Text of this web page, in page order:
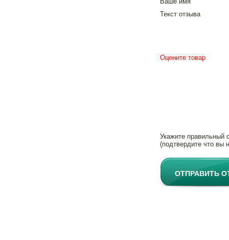
Текст отзыва
Оцените товар
Укажите правильный
(подтвердите что вы
ОТПРАВИТЬ